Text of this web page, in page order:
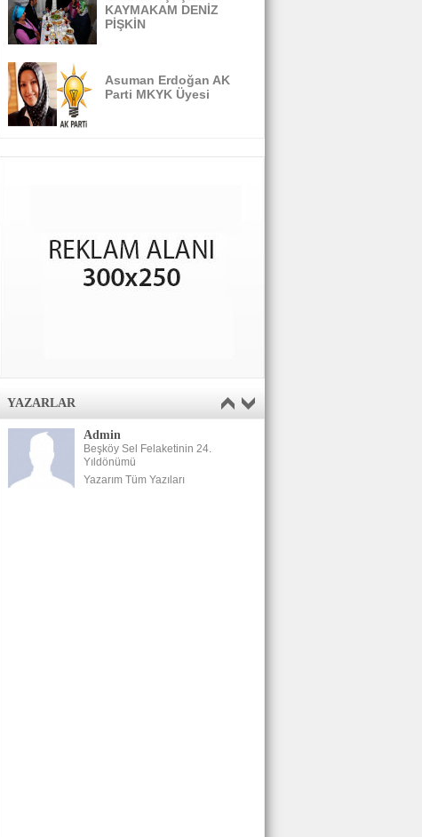
KAYMAKAM DENİZ
PİŞKİN
Asuman Erdoğan AK
Parti MKYK Üyesi
YAZARLAR
Admin
Beşköy Sel Felaketinin 24.
Yıldönümü
Yazarım Tüm Yazıları